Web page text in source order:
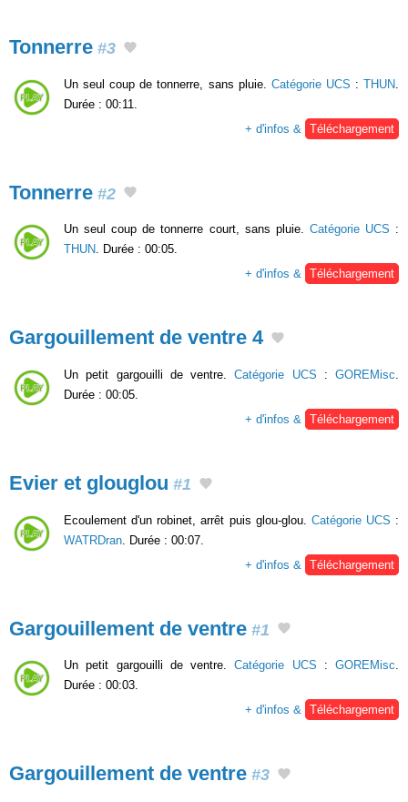
Tonnerre #3
Un seul coup de tonnerre, sans pluie. Catégorie UCS :THUN
Durée : 00:11.
+ d'infos &
Téléchargement
Tonnerre #2
Un seul coup de tonnerre court, sans pluie. Catégorie UCS :
THUN. Durée : 00:05.
+ d'infos & Téléchargement
Gargouillement de ventre 4
Un petit gargouilli de ventre.Catégorie UCS : GOREMisc
Durée : 00:05.
+ d'infos &
Téléchargement
Evier et glouglou #1
Ecoulement d'un robinet, arrêt puis glou-glou. Catégorie UCS :
WATRDran . Durée : 00:07.
+ d'infos &
Téléchargement
Gargouillement de ventre #1
Un petit gargouilli de ventre.Catégorie UCS : GOREMisc.
Durée : 00:03.
+ d'infos & Téléchargement
Gargouillement de ventre #3